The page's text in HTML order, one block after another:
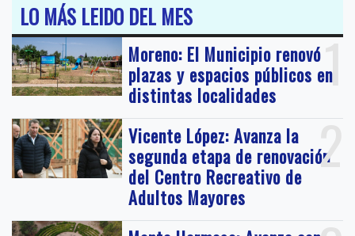
LO MÁS LEIDO DEL MES
1
Moreno: El Municipio renovó
plazas y espacios públicos en
distintas localidades
2
Vicente López: Avanza la
segunda etapa de renovación
del Centro Recreativo de
Adultos Mayores